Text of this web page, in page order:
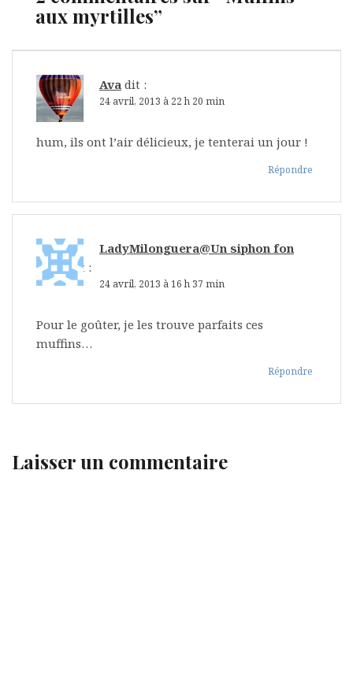
aux myrtilles”
Ava dit :
24 avril, 2013 à 22 h 20 min
hum, ils ont l’air délicieux, je tenterai un jour !
Répondre
LadyMilonguera@Un siphon fon
fon... dit :
24 avril, 2013 à 16 h 37 min
Pour le goûter, je les trouve parfaits ces
muffins…
Répondre
Laisser un commentaire